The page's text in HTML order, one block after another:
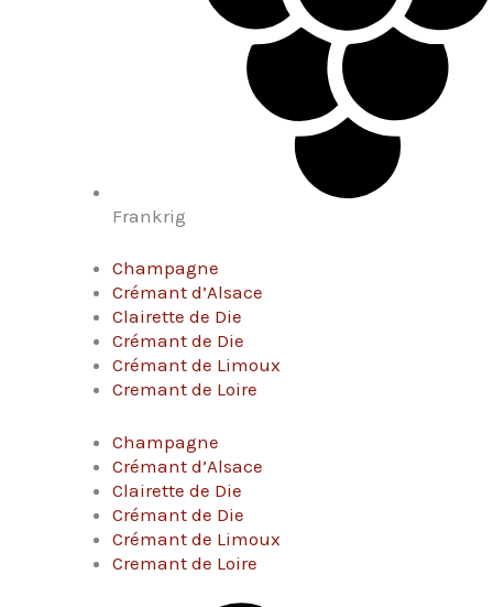
Frankrig
Champagne
Crémant d’Alsace
Clairette de Die
Crémant de Die
Crémant de Limoux
Cremant de Loire
Champagne
Crémant d’Alsace
Clairette de Die
Crémant de Die
Crémant de Limoux
Cremant de Loire